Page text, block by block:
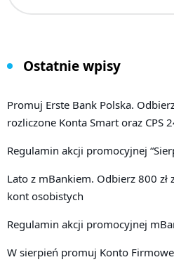
Ostatnie wpisy
Promuj Erste Bank Polska.
rozliczone Konta Smart oraz CPS
Regulamin akcji promocyjnej
Lato z mBankiem. Odbierz 800 zł
kont osobistych
Regulamin akcji promocyjnej
W sierpień promuj Konto Firmowe